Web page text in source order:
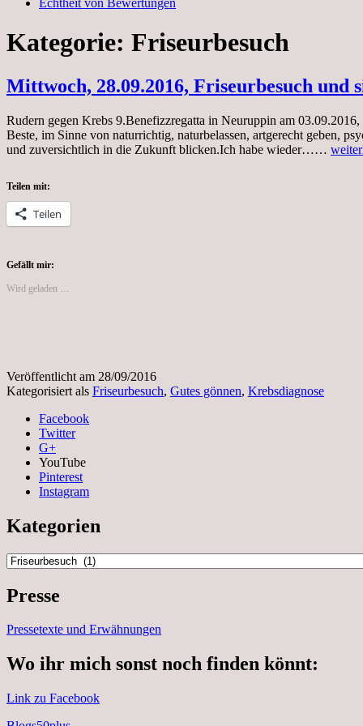
Echtheit von Bewertungen
Kategorie: Friseurbesuch
Mittwoch, 28.09.2016, Friseurbesuch und
Rudern gegen Krebs 9.Benefizzregatta in Neuruppin am
Beste, im Sinne von naturrichtig, naturbelassen, artgerecht geben,
und zuversichtlich in die Zukunft blicken.Ich habe wieder……
Teilen mit:
Teilen
Gefällt mir:
Wird geladen …
Veröffentlicht am 28/09/2016
Kategorisiert als Friseurbesuch, Gutes gönnen, Krebsdiagnose
Facebook
Twitter
G+
YouTube
Pinterest
Instagram
Kategorien
Kategorien
Presse
Pressetexte und Erwähnungen
Wo ihr mich sonst noch finden könnt:
Link zu Facebook